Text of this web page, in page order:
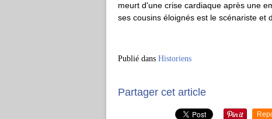
meurt d'une crise cardiaque après une
ses cousins éloignés est le scénariste et
Publié dans Historiens
Partager cet article